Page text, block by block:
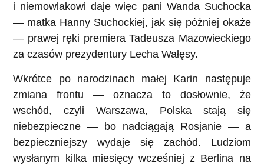
i niemowlakowi daje więc pani Wanda Suchocka
— matka Hanny Suchockiej, jak się póżniej okaże
— prawej ręki premiera Tadeusza Mazowieckiego
za czasów prezydentury Lecha Wałęsy.
Wkrótce po narodzinach małej Karin następuje
zmiana frontu — oznacza to dosłownie, że
wschód, czyli Warszawa, Polska stają się
niebezpieczne — bo nadciągają Rosjanie — a
bezpieczniejszy wydaje się zachód. Ludziom
wysłanym kilka miesięcy wcześniej z Berlina na